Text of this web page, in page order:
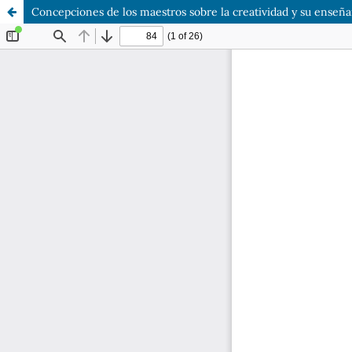
Concepciones de los maestros sobre la creatividad y su